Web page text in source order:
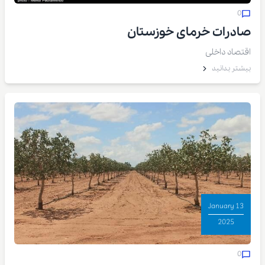
0
صادرات خرمای خوزستان
اقتصاد داخلی
بیشتر بدانید
13 January
2025
0